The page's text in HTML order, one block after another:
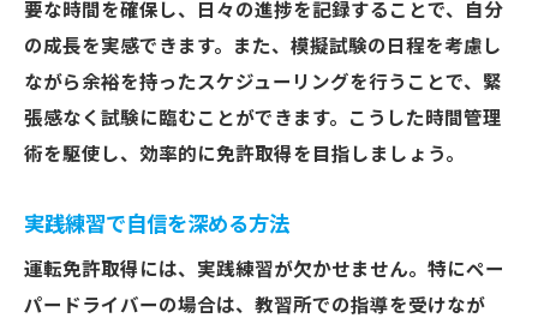
要な時間を確保し、日々の進捗を記録することで、自分
の成長を実感できます。また、模擬試験の日程を考慮し
ながら余裕を持ったスケジューリングを行うことで、緊
張感なく試験に臨むことができます。こうした時間管理
術を駆使し、効率的に免許取得を目指しましょう。
実践練習で自信を深める方法
運転免許取得には、実践練習が欠かせません。特にペー
パードライバーの場合は、教習所での指導を受けなが